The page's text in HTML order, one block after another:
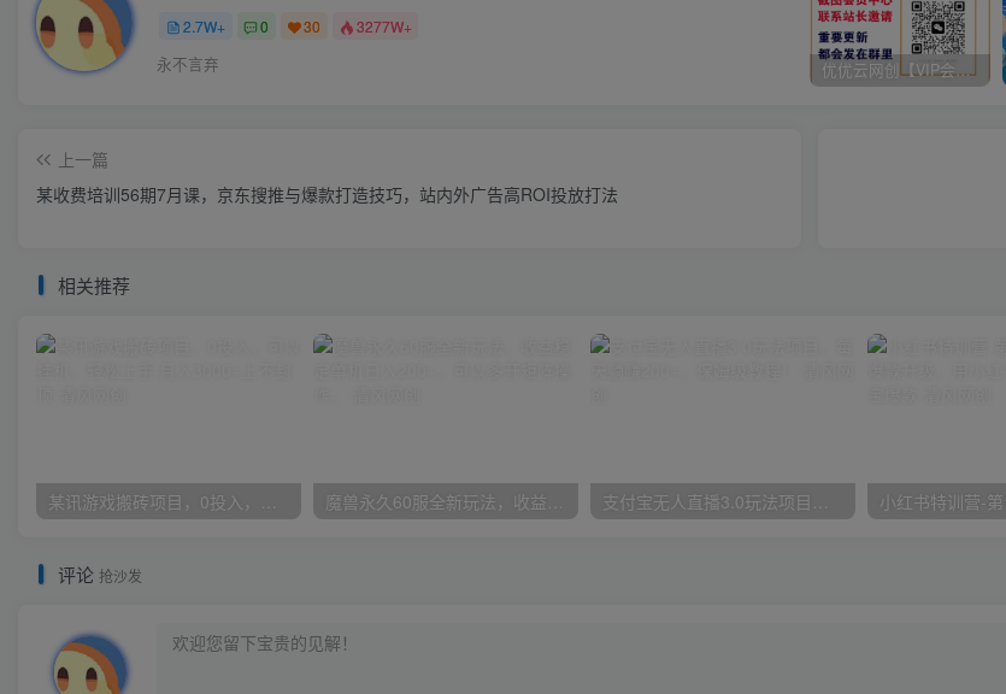
2.7W+ 0 30 3277W+
永不言弃 优优云网创【VIP会员专属交流群】
上一篇
某收费培训56期7月课，京东搜推与爆款打造技巧，站内外广告高ROI投放打法
相关推荐
评论 抢沙发